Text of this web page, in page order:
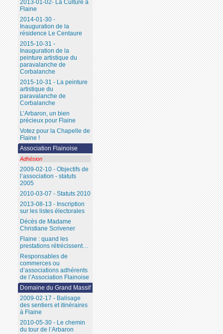
2013-01-02- La Culture à
Flaine
2014-01-30 -
Inauguration de la
résidence Le Centaure
2015-10-31 -
Inauguration de la
peinture artistique du
paravalanche de
Corbalanche
2015-10-31 - La peinture
artistique du
paravalanche de
Corbalanche
L’Arbaron, un bien
précieux pour Flaine
Votez pour la Chapelle de
Flaine !
Association Flainoise
Adhésion
2009-02-10 - Objectifs de
l’association - statuts
2005
2010-03-07 - Statuts 2010
2013-08-13 - Inscription
sur les listes électorales
Décès de Madame
Christiane Scrivener
Flaine : quand les
prestations rétrécissent…
Responsables de
commerces ou
d’associations adhérents
de l’Association Flainoise
Domaine du Grand Massif
2009-02-17 - Balisage
des sentiers et itinéraires
à Flaine
2010-05-30 - Le chemin
du tour de l’Arbaron